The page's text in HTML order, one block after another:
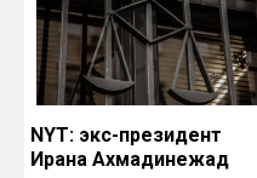
NYT: экс-президент
Ирана Ахмадинежад